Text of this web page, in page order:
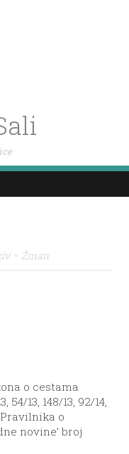
– Žman
o cestama
54/13, 148/13, 92/14,
Pravilnika o
novine’ broj